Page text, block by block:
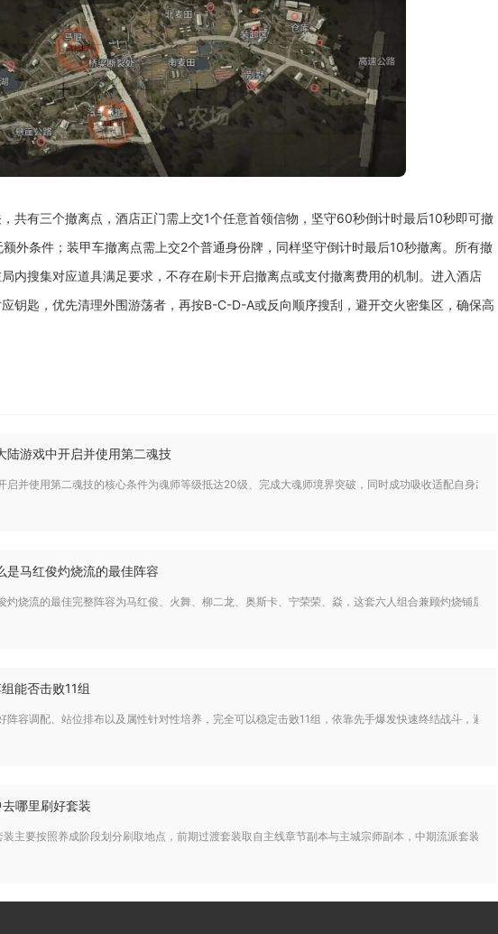
共有三个撤离点，酒店正门需上交1个任意首领信物，坚守60秒倒计时最后10秒即可撤
外条件；装甲车撤离点需上交2个普通身份牌，同样坚守倒计时最后10秒撤离。所有撤
内搜集对应道具满足要求，不存在刷卡开启撤离点或支付撤离费用的机制。进入酒店
钥匙，优先清理外围游荡者，再按B-C-D-A或反向顺序搜刮，避开交火密集区，确保高
陆游戏中开启并使用第二魂技
启并使用第二魂技的核心条件为魂师等级抵达20级、完成大魂师境界突破，同时成功吸收适配自身
是马红俊灼烧流的最佳阵容
灼烧流的最佳完整阵容为马红俊、火舞、柳二龙、奥斯卡、宁荣荣、焱，这套六人组合兼顾灼烧铺
能否击败11组
阵容调配、站位排布以及属性针对性培养，完全可以稳定击败11组，依靠先手爆发快速终结战斗，
哪里刷好套装
主要按照养成阶段划分刷取地点，前期过渡套装取自主线章节副本与主城宗师副本，中期流派套装